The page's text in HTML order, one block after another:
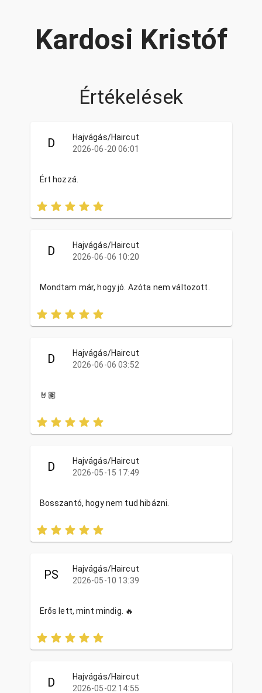
Kardosi Kristóf
Értékelések
D
Hajvágás/Haircut
2026-06-20 06:01
Ért hozzá.
D
Hajvágás/Haircut
2026-06-06 10:20
Mondtam már, hogy jó. Azóta nem változott.
D
Hajvágás/Haircut
2026-06-06 03:52
🤘🏽
D
Hajvágás/Haircut
2026-05-15 17:49
Bosszantó, hogy nem tud hibázni.
PS
Hajvágás/Haircut
2026-05-10 13:39
Erős lett, mint mindig. 🔥
D
Hajvágás/Haircut
2026-05-02 14:55